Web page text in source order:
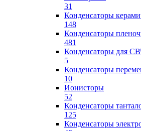
31
Конденсаторы
148
Конденсаторы
481
Конденсаторы для
5
Конденсаторы
10
Ионисторы
52
Конденсаторы
125
Конденсаторы